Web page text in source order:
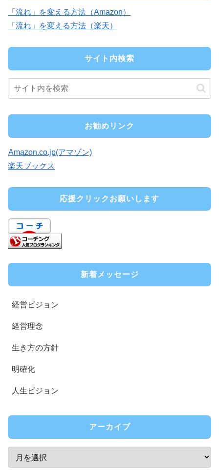
「流れ」を変える方法（Amazon）
「流れ」を変える方法（楽天）
サイト内検索
お勧めリンク
Amazon.co.jp(アマゾン)
楽天ブックス
応援クリックお願いします
新着メッセージ
経営ビジョン
経営理念
生き方の方針
明確化
人生ビジョン
アーカイブ